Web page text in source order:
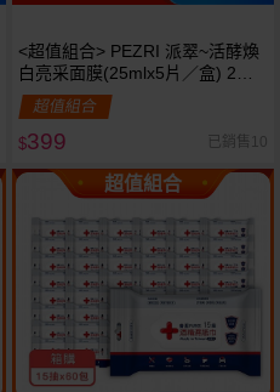
<超值組合> PEZRI 派翠~活酵煥
白亮采面膜(25mlx5片／盒) 2入
組 組合款
超值組合
$399 已銷售10
超值組合